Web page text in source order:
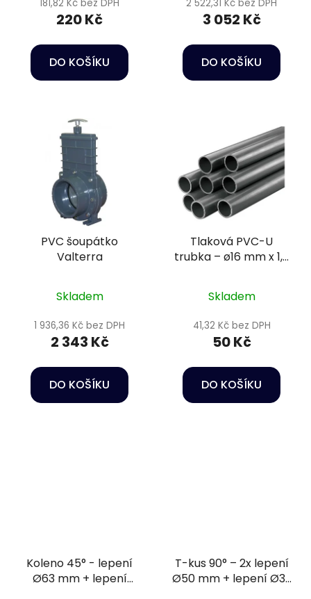
181,82 Kč bez DPH
220 Kč
DO KOŠÍKU
2 522,31 Kč bez DPH
3 052 Kč
DO KOŠÍKU
PVC šoupátko
Valterra
Skladem
1 936,36 Kč bez DPH
2 343 Kč
DO KOŠÍKU
Tlaková PVC-U
trubka – ø16 mm x 1,5
Skladem
41,32 Kč bez DPH
50 Kč
DO KOŠÍKU
Koleno 45° - lepení
Ø63 mm + lepení
T-kus 90° – 2x lepení
Ø50 mm + lepení Ø32